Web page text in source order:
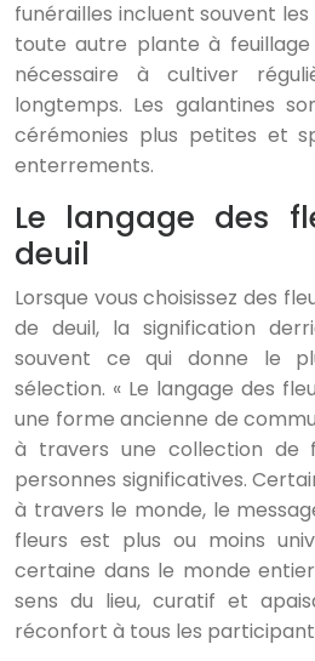
funérailles incluent souvent les
toute autre plante à feuillage
nécessaire à cultiver
longtemps. Les galantines
cérémonies plus petites et
enterrements.
Le langage des
deuil
Lorsque vous choisissez des
de deuil, la signification
souvent ce qui donne le
sélection. « Le langage des
une forme ancienne de
à travers une collection de
personnes significatives.
à travers le monde, le
fleurs est plus ou moins
certaine dans le monde
sens du lieu, curatif et
réconfort à tous les